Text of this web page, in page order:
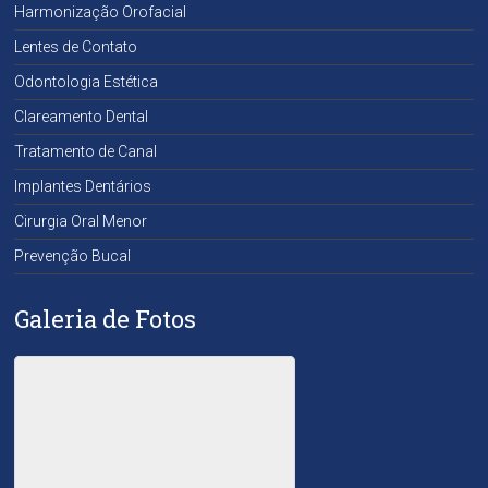
Harmonização Orofacial
Lentes de Contato
Odontologia Estética
Clareamento Dental
Tratamento de Canal
Implantes Dentários
Cirurgia Oral Menor
Prevenção Bucal
Galeria de Fotos